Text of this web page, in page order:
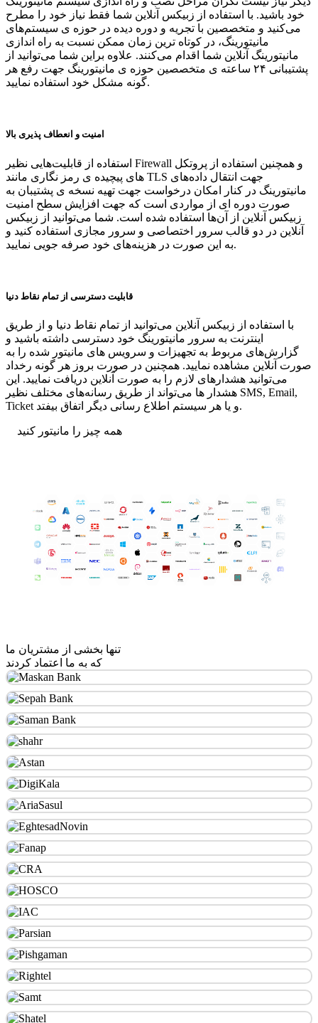
خود باشید. با استفاده از زبیکس آنلاین شما فقط نیاز خود را مطرح
می‌کنید و متخصصین با تجریه و دوره دیده در حوزه ی سیستم‌های
مانیتورینگ، در کوتاه ترین زمان ممکن نسبت به راه اندازی
مانیتورینگ آنلاین شما اقدام می‌کنند. علاوه براین شما می‌توانید از
پشتیبانی ۲۴ ساعته ی متخصصین حوزه ی مانیتورینگ جهت رفع هر
گونه مشکل خود استفاده نمایید.
امنیت و انعطاف پذیری بالا
استفاده از قابلیت‌هایی نظیر Firewall و همچنین استفاده از پروتکل
های پیچیده ی رمز نگاری مانند TLS جهت انتقال داده‌های
مانیتورینگ در کنار امکان درخواست جهت تهیه نسخه ی پشتیبان به
صورت دوره ای از مواردی است که جهت افزایش سطح امنیت
زبیکس آنلاین از آن‌ها استفاده شده است. شما می‌توانید از زبیکس
آنلاین در دو قالب سرور اختصاصی و سرور مجازی استفاده کنید و
به این صورت در هزینه‌های خود صرفه جویی نمایید.
قابلیت دسترسی از تمام نقاط دنیا
با استفاده از زبیکس آنلاین می‌توانید از تمام نقاط دنیا و از طریق
اینترنت به سرور مانیتورینگ خود دسترسی داشته باشید و
گزارش‌های مربوط به تجهیزات و سرویس های مانیتور شده را به
صورت آنلاین مشاهده نمایید. همچنین در صورت بروز هر گونه رخداد
می‌توانید هشدارهای لازم را به صورت آنلاین دریافت نمایید. این
هشدار ها می‌تواند از طریق رسانه‌های مختلف نظیر SMS, Email,
Ticket و یا هر سیستم اطلاع رسانی دیگر اتفاق بیفتد.
همه چیز را مانیتور کنید
تنها بخشی از مشتریان ما
که به ما اعتماد کردند